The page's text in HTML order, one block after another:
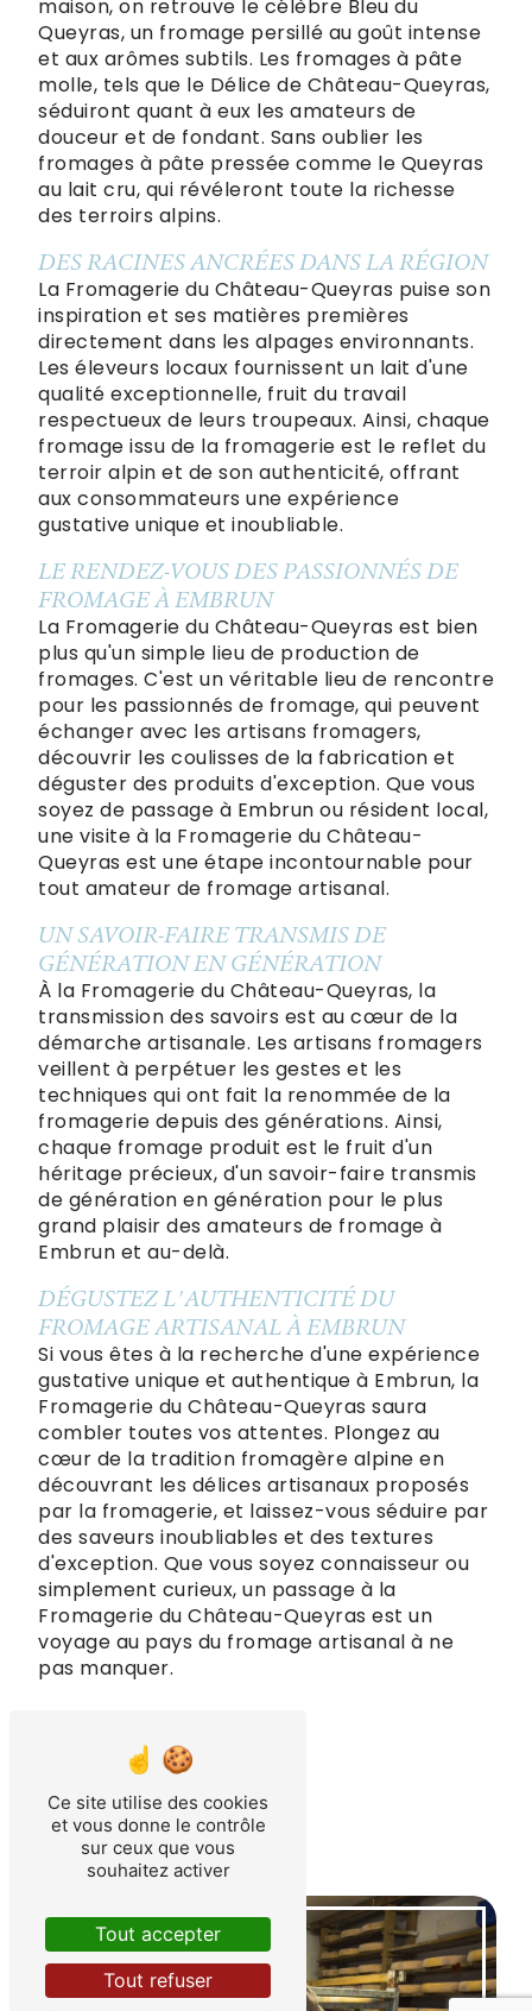
maison, on retrouve le célèbre Bleu du
Queyras, un fromage persillé au goût intense
et aux arômes subtils. Les fromages à pâte
molle, tels que le Délice de Château-Queyras,
séduiront quant à eux les amateurs de
douceur et de fondant. Sans oublier les
fromages à pâte pressée comme le Queyras
au lait cru, qui révéleront toute la richesse
des terroirs alpins.
DES RACINES ANCRÉES DANS LA RÉGION
La Fromagerie du Château-Queyras puise son
inspiration et ses matières premières
directement dans les alpages environnants.
Les éleveurs locaux fournissent un lait d'une
qualité exceptionnelle, fruit du travail
respectueux de leurs troupeaux. Ainsi, chaque
fromage issu de la fromagerie est le reflet du
terroir alpin et de son authenticité, offrant
aux consommateurs une expérience
gustative unique et inoubliable.
LE RENDEZ-VOUS DES PASSIONNÉS DE
FROMAGE À EMBRUN
La Fromagerie du Château-Queyras est bien
plus qu'un simple lieu de production de
fromages. C'est un véritable lieu de rencontre
pour les passionnés de fromage, qui peuvent
échanger avec les artisans fromagers,
découvrir les coulisses de la fabrication et
déguster des produits d'exception. Que vous
soyez de passage à Embrun ou résident local,
une visite à la Fromagerie du Château-
Queyras est une étape incontournable pour
tout amateur de fromage artisanal.
UN SAVOIR-FAIRE TRANSMIS DE
GÉNÉRATION EN GÉNÉRATION
À la Fromagerie du Château-Queyras, la
transmission des savoirs est au cœur de la
démarche artisanale. Les artisans fromagers
veillent à perpétuer les gestes et les
techniques qui ont fait la renommée de la
fromagerie depuis des générations. Ainsi,
chaque fromage produit est le fruit d'un
héritage précieux, d'un savoir-faire transmis
de génération en génération pour le plus
grand plaisir des amateurs de fromage à
Embrun et au-delà.
DÉGUSTEZ L'AUTHENTICITÉ DU
FROMAGE ARTISANAL À EMBRUN
Si vous êtes à la recherche d'une expérience
gustative unique et authentique à Embrun, la
Fromagerie du Château-Queyras saura
combler toutes vos attentes. Plongez au
cœur de la tradition fromagère alpine en
découvrant les délices artisanaux proposés
par la fromagerie, et laissez-vous séduire par
des saveurs inoubliables et des textures
d'exception. Que vous soyez connaisseur ou
simplement curieux, un passage à la
Fromagerie du Château-Queyras est un
voyage au pays du fromage artisanal à ne
pas manquer.
Accueil
Contactez-nous
Ce site utilise des cookies
et vous donne le contrôle
sur ceux que vous
souhaitez activer
Tout accepter
Tout refuser